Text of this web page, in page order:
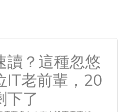
讀？這種忽悠
IT老前輩，20
下了